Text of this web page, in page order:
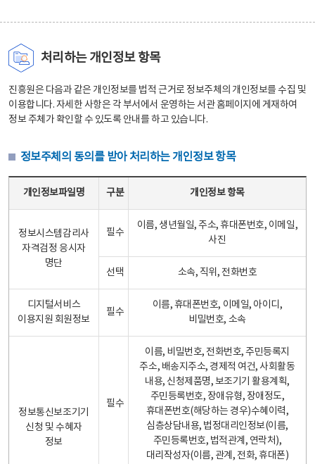
처리하는 개인정보 항목
진흥원은 다음과 같은 개인정보를 법적 근거로 정보주체의 개인정보를 수집 및
이용합니다. 자세한 사항은 각 부서에서 운영하는 서관 홈페이지에 게재하여
정보 주체가 확인할 수 있도록 안내를 하고 있습니다.
정보주체의 동의를 받아 처리하는 개인정보 항목
개인정보파일명 구분 개인정보 항목
정보시스템감리사
자격검정 응시자
명단
필수
이름, 생년월일, 주소, 휴대폰번호, 이메일,
사진
선택 소속, 직위, 전화번호
디지털서비스
이용지원 회원정보
필수
이름, 휴대폰번호, 이메일, 아이디,
비밀번호, 소속
정보통신보조기기
신청 및 수혜자
정보
필수
이름, 비밀번호, 전화번호, 주민등록지
주소, 배송지주소, 경제적 여건, 사회활동
내용, 신청제품명, 보조기기 활용계획,
주민등록번호, 장애유형, 장애정도,
휴대폰번호(해당하는 경우)수혜이력,
심층상담내용, 법정대리인정보(이름,
주민등록번호, 법적관계, 연락처),
대리작성자(이름, 관계, 전화, 휴대폰)